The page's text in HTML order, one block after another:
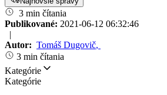
3 min čítania
Publikované: 2021-06-12 06:32:46
|
Autor: Tomáš Dugovič,
3 min čítania
Kategórie
Kategórie